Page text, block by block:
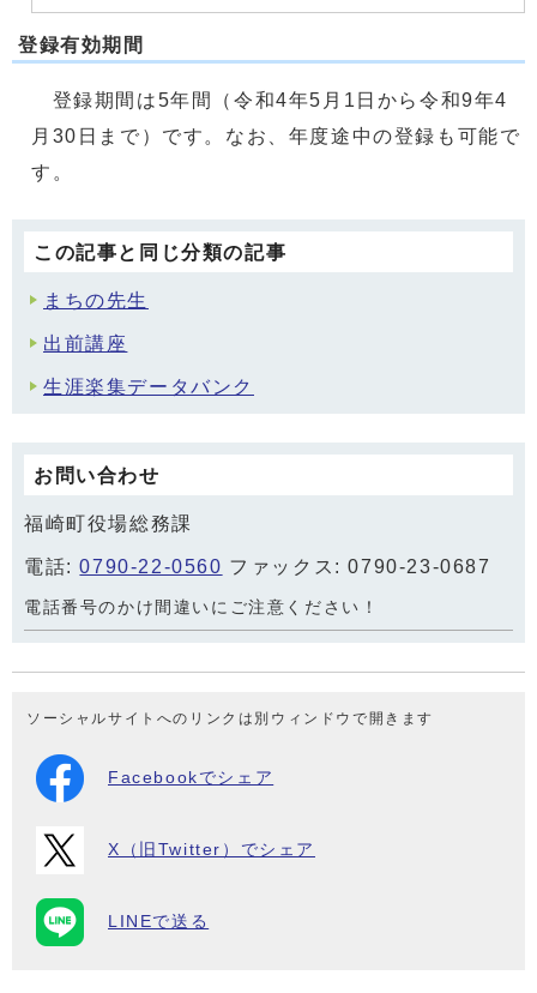
登録有効期間
登録期間は5年間（令和4年5月1日から令和9年4
月30日まで）です。なお、年度途中の登録も可能で
す。
この記事と同じ分類の記事
まちの先生
出前講座
生涯楽集データバンク
お問い合わせ
福崎町役場総務課
電話:0790-22-0560 ファックス: 0790-23-0687
電話番号のかけ間違いにご注意ください！
ソーシャルサイトへのリンクは別ウィンドウで開きます
Facebookでシェア
X（旧Twitter）でシェア
LINEで送る